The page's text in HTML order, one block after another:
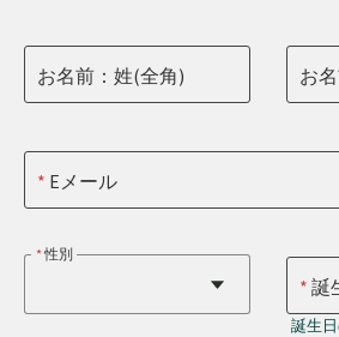
お名前：姓(全角) お
Eメール
性別
誕
誕生